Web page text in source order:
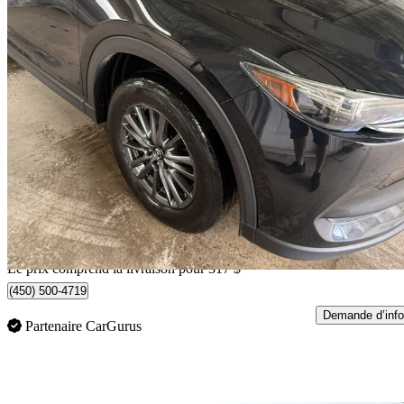
2019 Mazda CX-5
GS AWD 134 047 km
17 812 $ Bonne
313 $/mois env.
Livraison à domicile de Saint-Sulpice, QC
Le prix comprend la livraison pour 317 $
(450) 500-4719
Partenaire CarGurus
Demande d’info